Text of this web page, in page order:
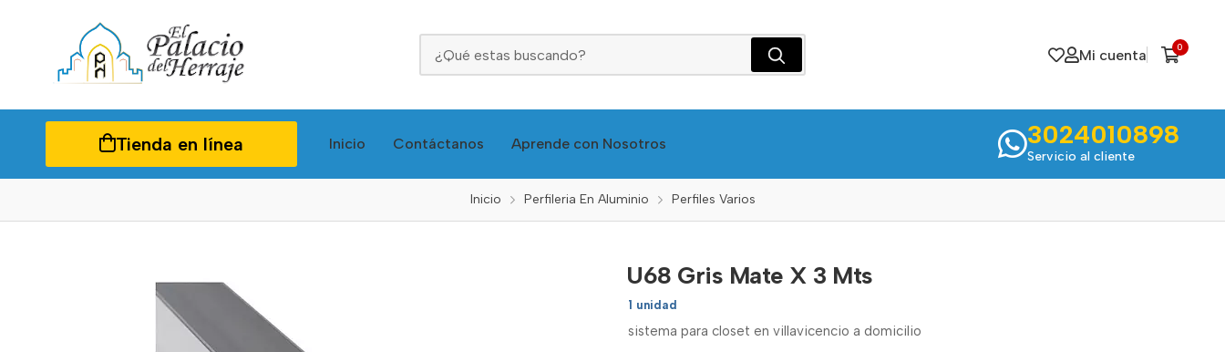
Mi cuenta 0
Tienda en línea Inicio Contáctanos Aprende con Nosotros 3024010898
Servicio al cliente
Inicio Perfileria En Aluminio Perfiles Varios
U68 Gris Mate X 3 Mts
1 unidad
sistema para closet en villavicencio a domicilio